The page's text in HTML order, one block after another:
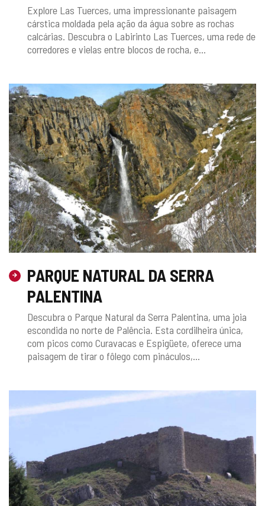
Explore Las Tuerces, uma impressionante paisagem
cárstica moldada pela ação da água sobre as rochas
calcárias. Descubra o Labirinto Las Tuerces, uma rede de
corredores e vielas entre blocos de rocha, e...
PARQUE NATURAL DA SERRA
PALENTINA
Descubra o Parque Natural da Serra Palentina, uma joia
escondida no norte de Palência. Esta cordilheira única,
com picos como Curavacas e Espigüete, oferece uma
paisagem de tirar o fôlego com pináculos,...